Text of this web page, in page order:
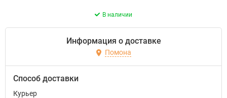
В наличии
Информация о доставке
Помона
Способ доставки
Курьер